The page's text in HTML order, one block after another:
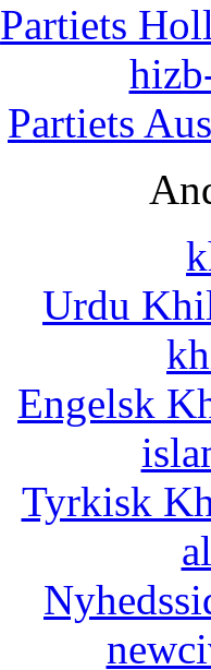
Partiets
Partiets
Urdu
Engelsk
Tyrkisk